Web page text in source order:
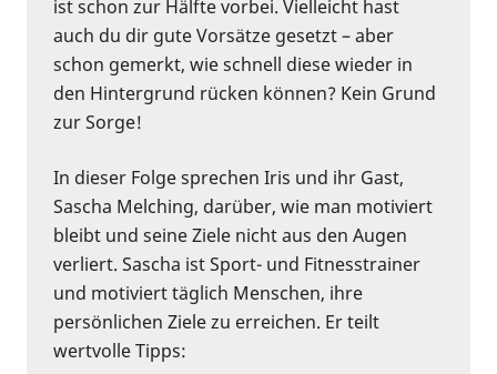
ist schon zur Hälfte vorbei. Vielleicht hast
auch du dir gute Vorsätze gesetzt – aber
schon gemerkt, wie schnell diese wieder in
den Hintergrund rücken können? Kein Grund
zur Sorge!
In dieser Folge sprechen Iris und ihr Gast,
Sascha Melching, darüber, wie man motiviert
bleibt und seine Ziele nicht aus den Augen
verliert. Sascha ist Sport- und Fitnesstrainer
und motiviert täglich Menschen, ihre
persönlichen Ziele zu erreichen. Er teilt
wertvolle Tipps: